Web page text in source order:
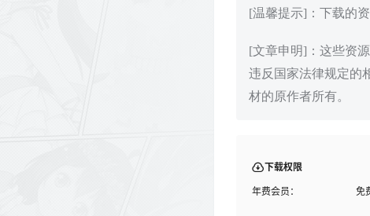
[温馨提示]：下载的
[文章申明]：这些资
违反国家法律规定的
材的原作者所有。
下载权限
年费会员： 免